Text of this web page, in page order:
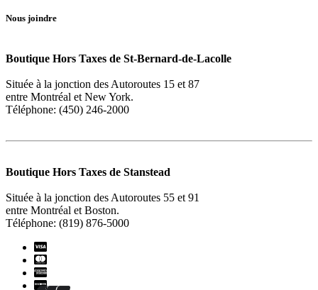
Nous joindre
Boutique Hors Taxes de St-Bernard-de-Lacolle
Située à la jonction des Autoroutes 15 et 87
entre Montréal et New York.
Téléphone: (450) 246-2000
Boutique Hors Taxes de Stanstead
Située à la jonction des Autoroutes 55 et 91
entre Montréal et Boston.
Téléphone: (819) 876-5000